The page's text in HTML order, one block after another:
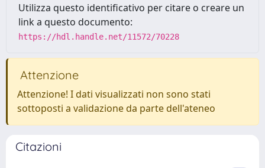
Utilizza questo identificativo per citare o creare un
link a questo documento:
https://hdl.handle.net/11572/70228
Attenzione
Attenzione! I dati visualizzati non sono stati
sottoposti a validazione da parte dell'ateneo
Citazioni